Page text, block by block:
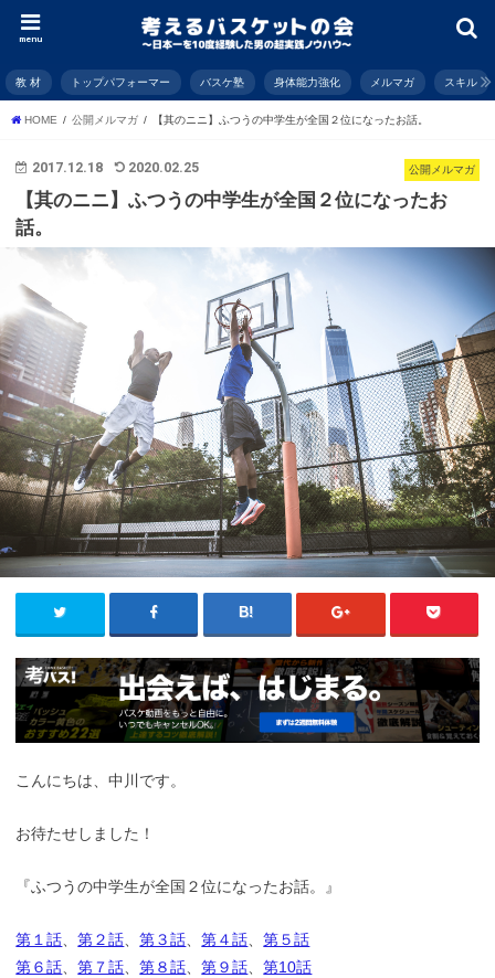
menu
教 材 トップパフォーマー バスケ塾 身体能力強化 メルマガ スキル
HOME 公開メルマガ 【其のニニ】ふつうの中学生が全国２位になったお話。
公開メルマガ
2017.12.18 2020.02.25
【其のニニ】ふつうの中学生が全国２位になったお
話。
こんにちは、中川です。
お待たせしました！
『ふつうの中学生が全国２位になったお話。』
第１話 、第２話 、第３話 、第４話 、第５話
第６話 、第７話 、第８話 、第９話 、第10話